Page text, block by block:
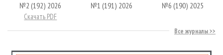
№2 (192) 2026
Скачать PDF
№1 (191) 2026 №6 (190) 2025
Все журналы